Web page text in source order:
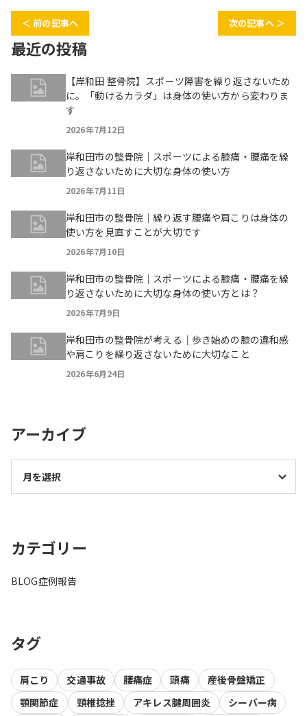
＜ 前の記事へ 次の記事へ ＞
最近の投稿
【岸和田 整骨院】スポーツ障害を繰り返さないため
に。「動けるカラダ」は身体の使い方から変わりま
す
2026年7月12日
岸和田市の整骨院｜スポーツによる膝痛・腰痛を繰
り返さないために大切な身体の使い方
2026年7月11日
岸和田市の整骨院｜繰り返す腰痛や肩こりは身体の
使い方を見直すことが大切です
2026年7月10日
岸和田市の整骨院｜スポーツによる膝痛・腰痛を繰
り返さないために大切な身体の使い方とは？
2026年7月9日
岸和田市の整骨院が考える｜歩き始めの膝の違和感
や肩こりを繰り返さないために大切なこと
2026年6月24日
アーカイブ
カテゴリー
BLOG症例報告
タグ
肩こり 交通事故 腰痛症 頭痛
産後骨盤矯正
顎関節症
頸椎捻挫 アキレス腱周囲炎
シーバー病